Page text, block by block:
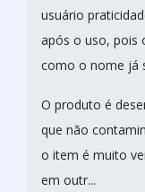
usuário
após o uso, pois
como o nome já
O produto é
que não
o item é muito
em outr...